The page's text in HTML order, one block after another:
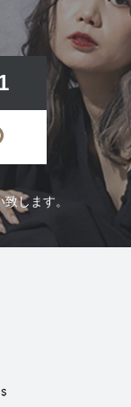
します。